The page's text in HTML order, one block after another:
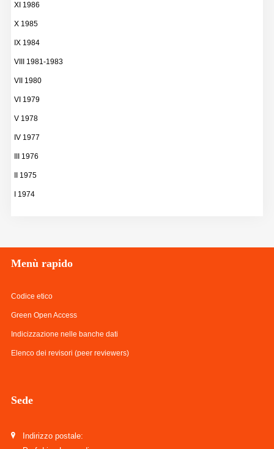
XI 1986
X 1985
IX 1984
VIII 1981-1983
VII 1980
VI 1979
V 1978
IV 1977
III 1976
II 1975
I 1974
Menù rapido
Codice etico
Green Open Access
Indicizzazione nelle banche dati
Elenco dei revisori (peer reviewers)
Sede
Indirizzo postale: